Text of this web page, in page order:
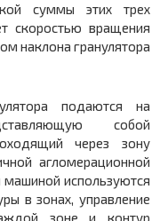
суммы этих трех
скоростью вращения
наклона гранулятора
подаются на
собой
через зону
агломерационной
используются
в зонах, управление
зоне и контур